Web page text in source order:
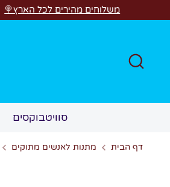
מהירים לכל הארץ🍭
סוויטבוקסים
דף הבית מתנות לאנשים מתוקים